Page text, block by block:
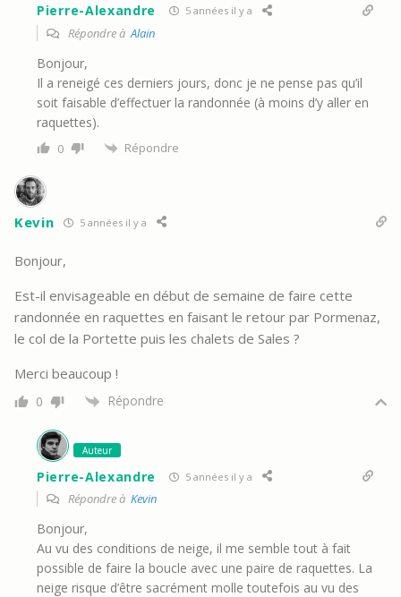
Pierre-Alexandre 5 années il y a
Répondre àAlain
Bonjour,
Il a reneigé ces derniers jours, donc je ne pense pas qu’il
soit faisable d’effectuer la randonnée (à moins d’y aller en
raquettes).
0 Répondre
Kevin 5 années il y a
Bonjour,
Est-il envisageable en début de semaine de faire cette
randonnée en raquettes en faisant le retour par Pormenaz,
le col de la Portette puis les chalets de Sales ?
Merci beaucoup !
0 Répondre
Auteur
Pierre-Alexandre 5 années il y a
Répondre à Kevin
Bonjour,
Au vu des conditions de neige, il me semble tout à fait
possible de faire la boucle avec une paire de raquettes. La
neige risque d’être sacrément molle toutefois au vu des